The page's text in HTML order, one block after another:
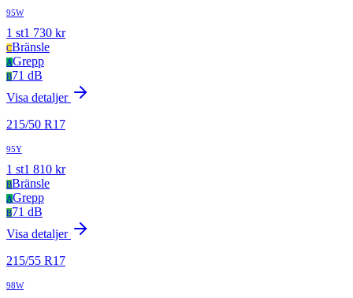
95W
1 st1 730 kr
CBränsle
AGrepp
B71 dB
Visa detaljer
215/50 R17
95Y
1 st1 810 kr
BBränsle
AGrepp
B71 dB
Visa detaljer
215/55 R17
98W